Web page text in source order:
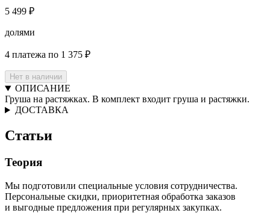
5 499 ₽
долями
4 платежа по 1 375 ₽
Нет в наличии
ОПИСАНИЕ
Груша на растяжках. В комплект входит груша и растяжки.
ДОСТАВКА
Статьи
Теория
Мы подготовили специальные условия сотрудничества.
Персональные скидки, приоритетная обработка заказов
и выгодные предложения при регулярных закупках.